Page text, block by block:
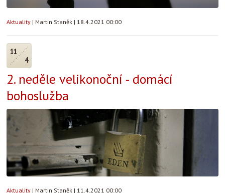
Aktuality | Martin Staněk | 18.4.2021 00:00
11
4
2. neděle velikonoční - domácí
bohoslužba
Aktuality | Martin Staněk | 11.4.2021 00:00